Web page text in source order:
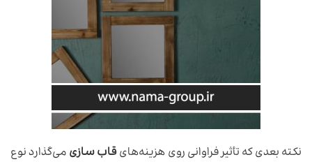
نکته بعدی که تأثیر فراوانی روی هزینه‌هایقاب سازیمی‌گذارد نوع